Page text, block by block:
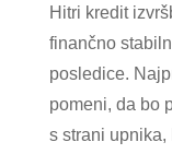
Hitri kredit
finančno
posledice.
pomeni, da bo
s strani